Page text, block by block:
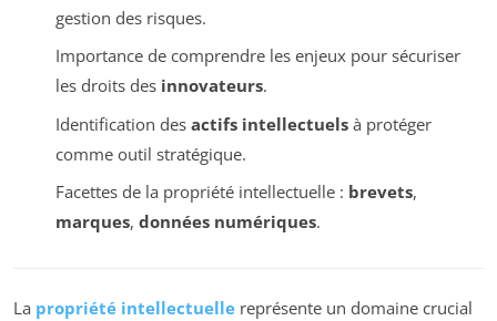
gestion des risques.
Importance de comprendre les enjeux pour sécuriser
les droits des innovateurs.
Identification des actifs intellectuelsà protéger
comme outil stratégique.
Facettes de la propriété intellectuelle : brevets,
marques, données numériques.
La propriété intellectuelle représente un domaine crucial